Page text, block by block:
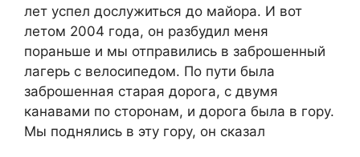
лет успел дослужиться до майора. И вот
летом 2004 года, он разбудил меня
пораньше и мы отправились в заброшенный
лагерь с велосипедом. По пути была
заброшенная старая дорога, с двумя
канавами по сторонам, и дорога была в гору.
Мы поднялись в эту гору, он сказал